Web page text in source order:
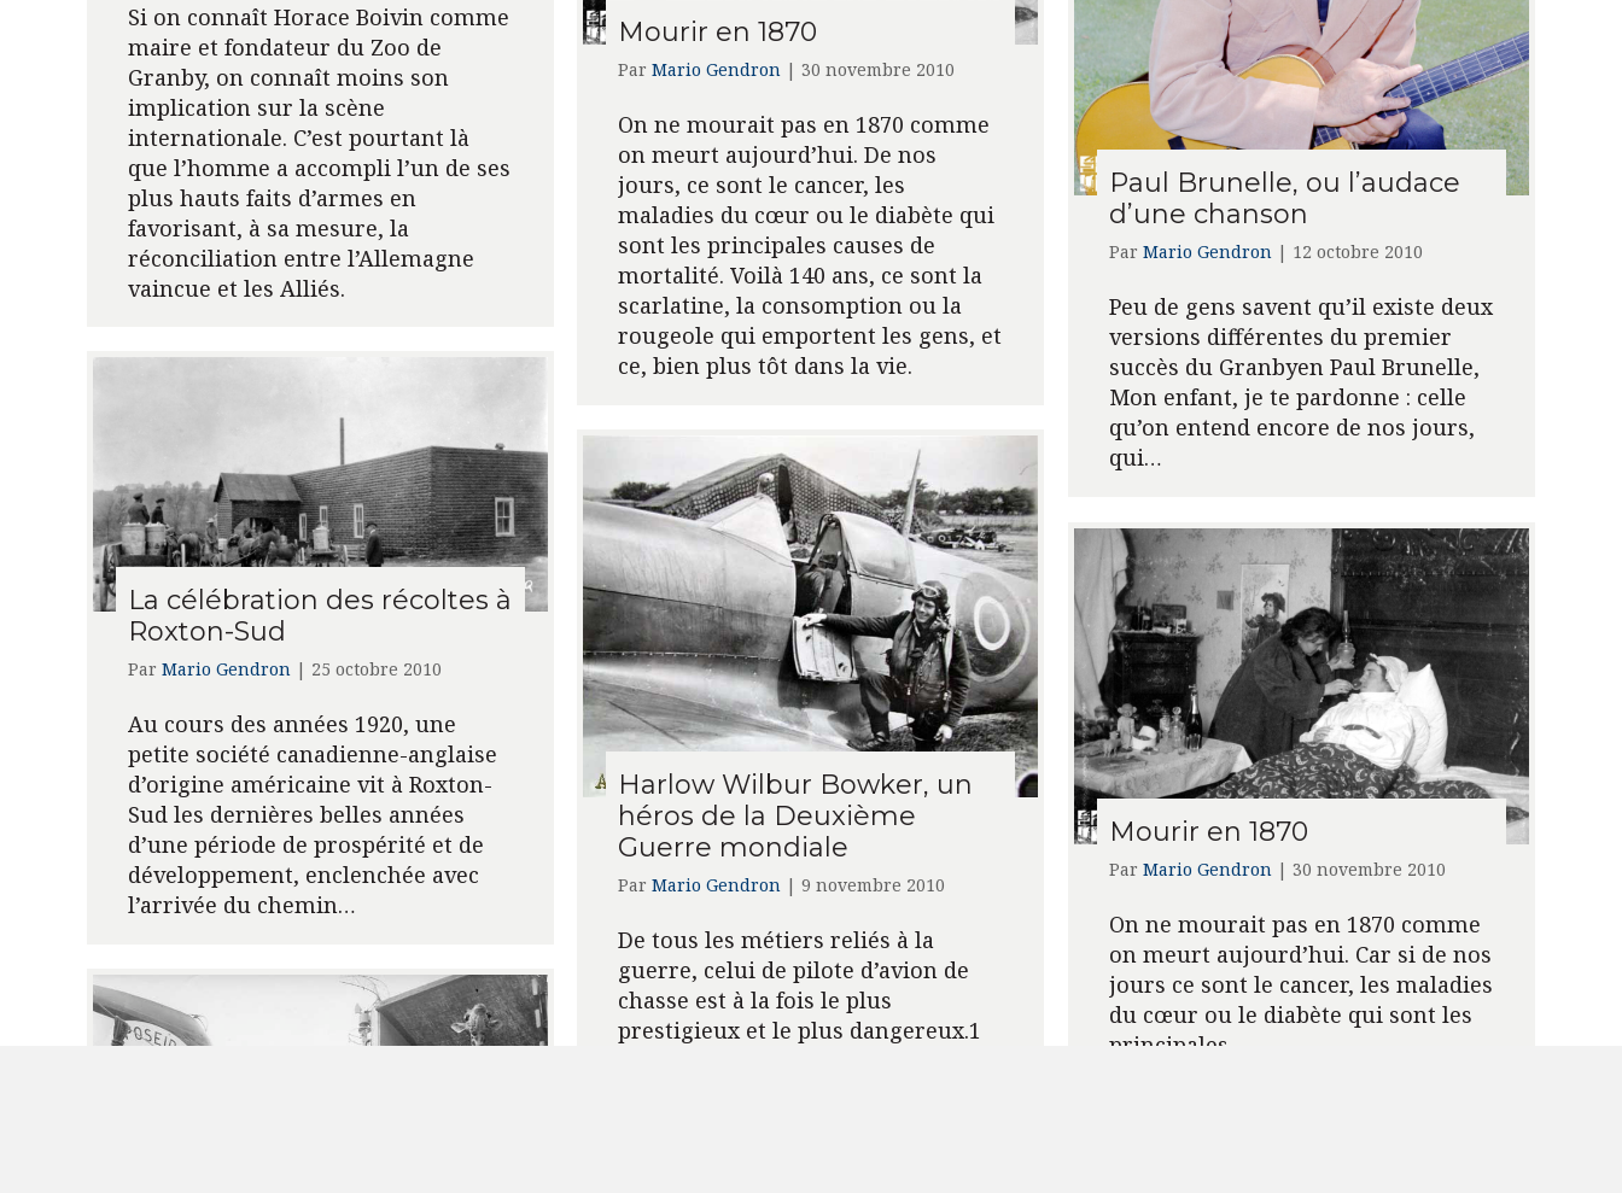
Si on connaît Horace Boivin comme
maire et fondateur du Zoo de
Granby, on connaît moins son
implication sur la scène
internationale. C’est pourtant là
que l’homme a accompli l’un de ses
plus hauts faits d’armes en
favorisant, à sa mesure, la
réconciliation entre l’Allemagne
vaincue et les Alliés.
Mourir en 1870
Par Mario Gendron | 30 novembre 2010
On ne mourait pas en 1870 comme
on meurt aujourd’hui. De nos
jours, ce sont le cancer, les
maladies du cœur ou le diabète qui
sont les principales causes de
mortalité. Voilà 140 ans, ce sont la
scarlatine, la consomption ou la
rougeole qui emportent les gens, et
ce, bien plus tôt dans la vie.
Paul Brunelle, ou l’audace
d’une chanson
Par Mario Gendron | 12 octobre 2010
Peu de gens savent qu’il existe deux
versions différentes du premier
succès du Granbyen Paul Brunelle,
Mon enfant, je te pardonne : celle
qu’on entend encore de nos jours,
qui…
La célébration des récoltes à
Roxton-Sud
Par Mario Gendron | 25 octobre 2010
Au cours des années 1920, une
petite société canadienne-anglaise
d’origine américaine vit à Roxton-
Sud les dernières belles années
d’une période de prospérité et de
développement, enclenchée avec
l’arrivée du chemin…
Harlow Wilbur Bowker, un
héros de la Deuxième
Guerre mondiale
Par Mario Gendron | 9 novembre 2010
De tous les métiers reliés à la
guerre, celui de pilote d’avion de
chasse est à la fois le plus
prestigieux et le plus dangereux.1
Mourir en 1870
Par Mario Gendron | 30 novembre 2010
On ne mourait pas en 1870 comme
on meurt aujourd’hui. Car si de nos
jours ce sont le cancer, les maladies
du cœur ou le diabète qui sont les
principales…